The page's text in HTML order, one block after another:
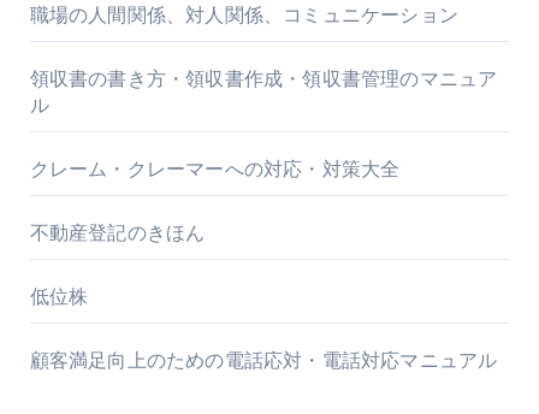
職場の人間関係、対人関係、コミュニケーション
領収書の書き方・領収書作成・領収書管理のマニュア
ル
クレーム・クレーマーへの対応・対策大全
不動産登記のきほん
低位株
顧客満足向上のための電話応対・電話対応マニュアル